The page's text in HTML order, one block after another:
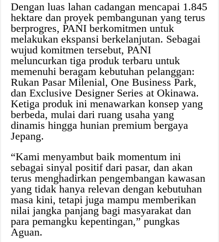
Dengan luas lahan cadangan mencapai 1.845
hektare dan proyek pembangunan yang terus
berprogres, PANI berkomitmen untuk
melakukan ekspansi berkelanjutan. Sebagai
wujud komitmen tersebut, PANI
meluncurkan tiga produk terbaru untuk
memenuhi beragam kebutuhan pelanggan:
Rukan Pasar Milenial, One Business Park,
dan Exclusive Designer Series at Okinawa.
Ketiga produk ini menawarkan konsep yang
berbeda, mulai dari ruang usaha yang
dinamis hingga hunian premium bergaya
Jepang.
“Kami menyambut baik momentum ini
sebagai sinyal positif dari pasar, dan akan
terus menghadirkan pengembangan kawasan
yang tidak hanya relevan dengan kebutuhan
masa kini, tetapi juga mampu memberikan
nilai jangka panjang bagi masyarakat dan
para pemangku kepentingan,” pungkas
Aguan.